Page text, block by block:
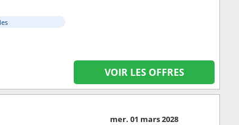
VOIR LES OFFRES
mer. 01 mars 2028